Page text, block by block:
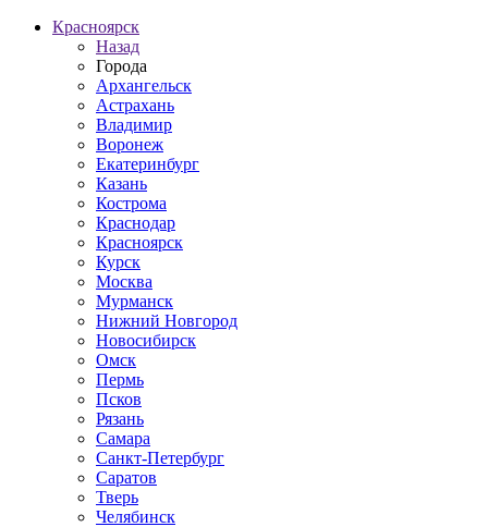
Красноярск
Назад
Города
Архангельск
Астрахань
Владимир
Воронеж
Екатеринбург
Казань
Кострома
Краснодар
Красноярск
Курск
Москва
Мурманск
Нижний Новгород
Новосибирск
Омск
Пермь
Псков
Рязань
Самара
Санкт-Петербург
Саратов
Тверь
Челябинск